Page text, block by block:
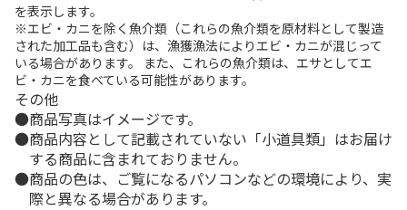
を表示します。
※エビ・カニを除く魚介類（これらの魚介類を原材料として製造
された加工品も含む）は、漁獲漁法によりエビ・カニが混じって
いる場合があります。 また、これらの魚介類は、エサとしてエ
ビ・カニを食べている可能性があります。
その他
商品写真はイメージです。
商品内容として記載されていない「小道具類」はお届け
する商品に含まれておりません。
商品の色は、ご覧になるパソコンなどの環境により、実
際と異なる場合があります。